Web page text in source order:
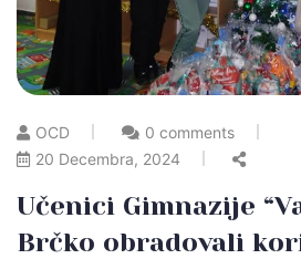
OCD
0 comments
20 Decembra, 2024
Učenici Gimnazije
Brčko obradovali